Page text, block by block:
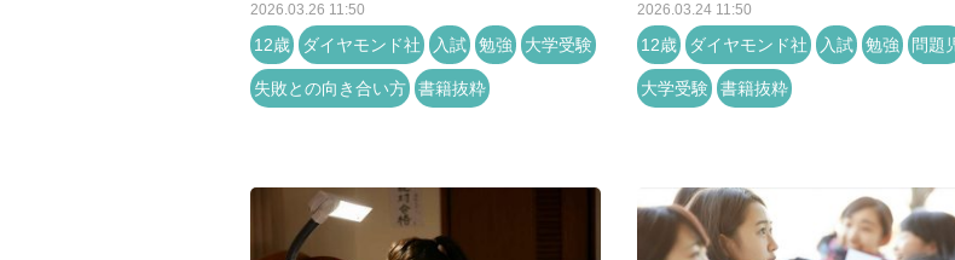
2026.03.26 11:50
12歳 ダイヤモンド社 入試 勉強 大学受験
失敗との向き合い方 書籍抜粋
2026.03.24 11:50
12歳 ダイヤモンド社 入試 勉強 問題
大学受験 書籍抜粋